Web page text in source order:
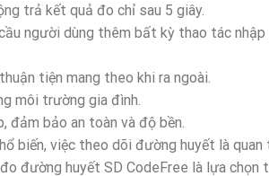
trả kết quả đo chỉ sau 5 giây.
người dùng thêm bất kỳ thao tác nhập
tiện mang theo khi ra ngoài.
môi trường gia đình.
bảo an toàn và độ bền.
biến, việc theo dõi đường huyết là quan
đường huyết SD CodeFree là lựa chọn